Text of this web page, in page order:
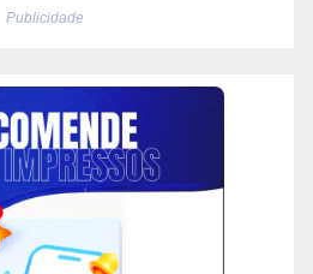
Publicidade